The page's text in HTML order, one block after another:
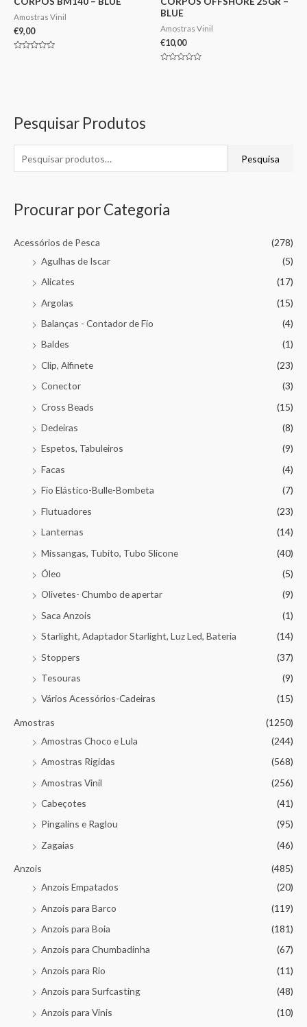
Pesquisar Produtos
Pesquisa
Procurar por Categoria
Acessórios de Pesca
(278)
Agulhas de Iscar
(5)
Alicates
(17)
Argolas
(15)
Balanças - Contador de Fio
(4)
Baldes
(1)
Clip, Alfinete
(23)
Conector
(3)
Cross Beads
(15)
Dedeiras
(8)
Espetos, Tabuleiros
(9)
Facas
(4)
Fio Elástico-Bulle-Bombeta
(7)
Flutuadores
(23)
Lanternas
(14)
Missangas, Tubito, Tubo Slicone
(40)
Óleo
(5)
Olivetes- Chumbo de apertar
(9)
Saca Anzois
(1)
Starlight, Adaptador Starlight, Luz Led, Bateria
(14)
Stoppers
(37)
Tesouras
(9)
Vários Acessórios-Cadeiras
(15)
Amostras
(1250)
Amostras Choco e Lula
(244)
Amostras Rigidas
(568)
Amostras Vinil
(256)
Cabeçotes
(41)
Pingalins e Raglou
(95)
Zagaias
(46)
Anzois
(485)
Anzois Empatados
(20)
Anzois para Barco
(119)
Anzois para Boia
(181)
Anzois para Chumbadinha
(67)
Anzois para Rio
(11)
Anzois para Surfcasting
(48)
Anzois para Vinis
(10)
Amostras Vinil
€9,00
BLUE
Amostras Vinil
€10,00